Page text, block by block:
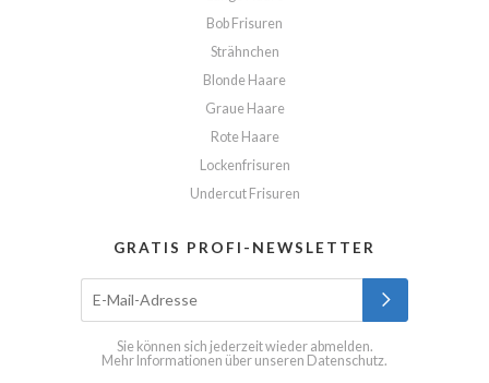
Bob Frisuren
Strähnchen
Blonde Haare
Graue Haare
Rote Haare
Lockenfrisuren
Undercut Frisuren
GRATIS PROFI-NEWSLETTER
Sie können sich jederzeit wieder abmelden.
Mehr Informationen über unseren Datenschutz.